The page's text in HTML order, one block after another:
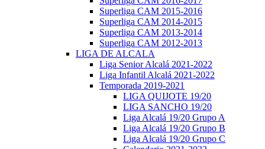
Superliga CAM 2015-2016
Superliga CAM 2014-2015
Superliga CAM 2013-2014
Superliga CAM 2012-2013
LIGA DE ALCALA
Liga Senior Alcalá 2021-2022
Liga Infantil Alcalá 2021-2022
Temporada 2019-2021
LIGA QUIJOTE 19/20
LIGA SANCHO 19/20
Liga Alcalá 19/20 Grupo A
Liga Alcalá 19/20 Grupo B
Liga Alcalá 19/20 Grupo C